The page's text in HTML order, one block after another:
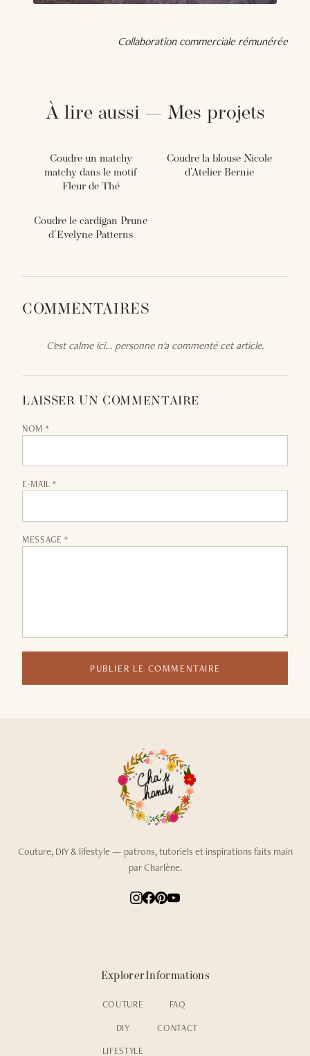
Collaboration commerciale rémunérée
À lire aussi — Mes projets
Coudre un matchy
matchy dans le motif
Fleur de Thé
Coudre la blouse Nicole
d'Atelier Bernie
Coudre le cardigan Prune
d'Evelyne Patterns
COMMENTAIRES
C'est calme ici… personne n'a commenté cet article.
LAISSER UN COMMENTAIRE
NOM *
E-MAIL *
MESSAGE *
PUBLIER LE COMMENTAIRE
Couture, DIY & lifestyle — patrons, tutoriels et inspirations faits main
par Charlène.
Explorer
COUTURE
DIY
LIFESTYLE
Informations
FAQ
CONTACT